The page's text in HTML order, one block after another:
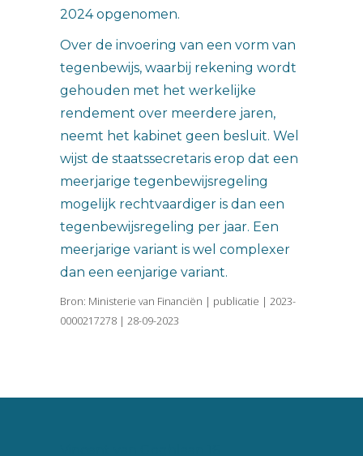
2024 opgenomen.
Over de invoering van een vorm van
tegenbewijs, waarbij rekening wordt
gehouden met het werkelijke
rendement over meerdere jaren,
neemt het kabinet geen besluit. Wel
wijst de staatssecretaris erop dat een
meerjarige tegenbewijsregeling
mogelijk rechtvaardiger is dan een
tegenbewijsregeling per jaar. Een
meerjarige variant is wel complexer
dan een eenjarige variant.
Bron: Ministerie van Financiën | publicatie | 2023-
0000217278 | 28-09-2023